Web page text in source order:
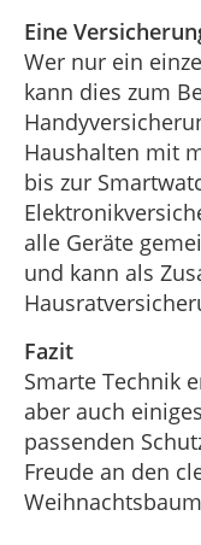
Eine
Wer nur ein
kann dies zum
Haushalten mit
bis zur
alle Geräte
und kann als
Fazit
Smarte Technik
aber auch
passenden
Freude an den